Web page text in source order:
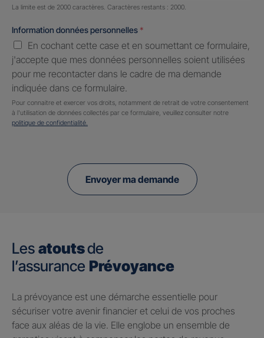
Nombre de caractères restants :2000 caractères restants
La limite est de 2000 caractères. Caractères restants : 2000.
Information données personnelles *
En cochant cette case et en soumettant ce formulaire,
j'accepte que mes données personnelles soient utilisées
pour me recontacter dans le cadre de ma demande
indiquée dans ce formulaire.
Pour connaitre et exercer vos droits, notamment de retrait de votre consentement
à l'utilisation de données collectés par ce formulaire, veuillez consulter notre
politique de confidentialité.
Envoyer ma demande
Les atoutsde
l’assurance Prévoyance
​La prévoyance est une démarche essentielle pour
sécuriser votre avenir financier et celui de vos proches
face aux aléas de la vie. Elle englobe un ensemble de